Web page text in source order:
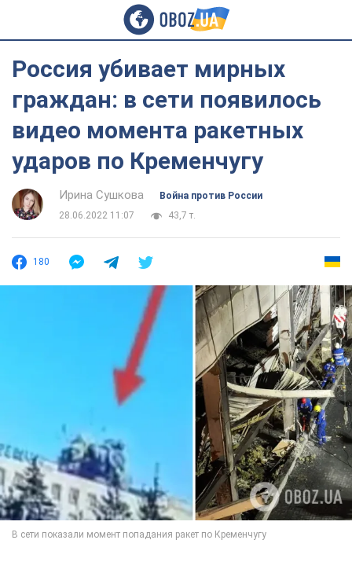
Россия убивает мирных
граждан: в сети появилось
видео момента ракетных
ударов по Кременчугу
Ирина Сушкова
Война против России
28.06.2022 11:07
43,7 т.
180